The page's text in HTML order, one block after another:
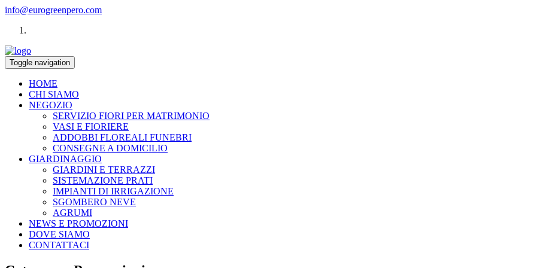
info@eurogreenpero.com
Toggle navigation
HOME
CHI SIAMO
NEGOZIO
SERVIZIO FIORI PER MATRIMONIO
VASI E FIORIERE
ADDOBBI FLOREALI FUNEBRI
CONSEGNE A DOMICILIO
GIARDINAGGIO
GIARDINI E TERRAZZI
SISTEMAZIONE PRATI
IMPIANTI DI IRRIGAZIONE
SGOMBERO NEVE
AGRUMI
NEWS E PROMOZIONI
DOVE SIAMO
CONTATTACI